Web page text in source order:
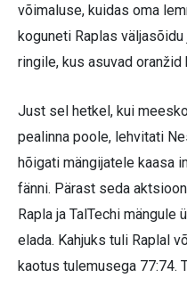
võimaluse, kuidas oma
koguneti Raplas
ringile, kus asuvad oranžid
Just sel hetkel, kui
pealinna poole, lehvitati
hõigati mängijatele kaasa
fänni. Pärast seda
Rapla ja TalTechi mängule
elada. Kahjuks tuli Raplal
kaotus tulemusega 77:74.